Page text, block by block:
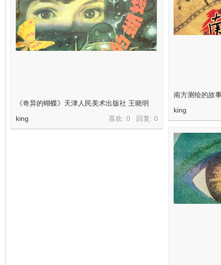
《奇异的蝴蝶》天津人民美术出版社 王晓明
喜欢: 0 回复: 0
king
南方测绘的故
king